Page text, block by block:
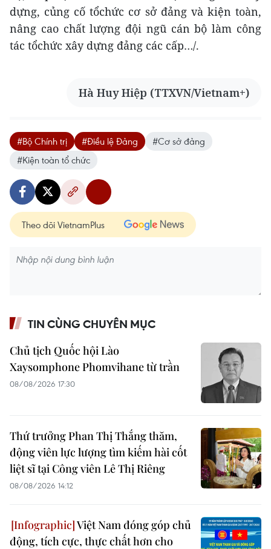
dựng, củng cố tổchức cơ sở đảng và kiện toàn,
nâng cao chất lượng đội ngũ cán bộ làm công
tác tổchức xây dựng đảng các cấp…/.
Hà Huy Hiệp (TTXVN/Vietnam+)
#Bộ Chính trị #Điều lệ Đảng
#Cơ sở đảng
#Kiện toàn tổ chức
Theo dõi VietnamPlus
TIN CÙNG CHUYÊN MỤC
Chủ tịch Quốc hội Lào
Xaysomphone Phomvihane từ trần
08/08/2026 17:30
Thứ trưởng Phan Thị Thắng thăm,
động viên lực lượng tìm kiếm hài cốt
liệt sĩ tại Công viên Lê Thị Riêng
08/08/2026 14:12
Việt Nam đóng góp chủ
động, tích cực, thực chất hơn cho